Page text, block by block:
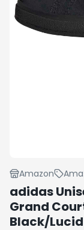
Amazon
adidas
Grand
Black/Lucid